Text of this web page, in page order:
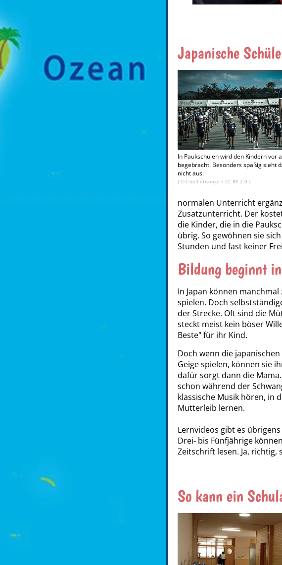
Japanische
In Paukschulen wird den Kindern vor
begebracht. Besonders spaßig sieht
nicht aus.
[ © L'oeil étranger / CC BY 2.0 ]
normalen Unterricht
Zusatzunterricht. Der
die Kinder, die in die
übrig. So gewöhnen sie
Stunden und fast keiner
Bildung beginnt
In Japan können
spielen. Doch
der Strecke. Oft sind die
steckt meist kein böser
Beste" für ihr Kind.
Doch wenn die
Geige spielen, können sie
dafür sorgt dann die
schon während der
klassische Musik hören, in
Mutterleib lernen.
Lernvideos gibt es
Drei- bis Fünfjährige
Zeitschrift lesen. Ja, richtig,
So kann ein